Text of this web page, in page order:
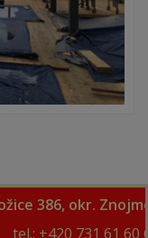
386, okr.
tel.: +420 731 61